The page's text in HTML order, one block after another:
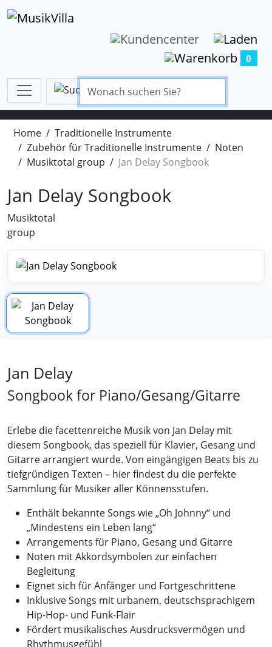
0
Home
Traditionelle Instrumente
Zubehör für Traditionelle Instrumente
Noten
Musiktotal group
Jan Delay Songbook
Jan Delay Songbook
Musiktotal
group
Jan Delay
Songbook for Piano/Gesang/Gitarre
Erlebe die facettenreiche Musik von Jan Delay mit
diesem Songbook, das speziell für Klavier, Gesang und
Gitarre arrangiert wurde. Von eingängigen Beats bis zu
tiefgründigen Texten – hier findest du die perfekte
Sammlung für Musiker aller Könnensstufen.
Enthält bekannte Songs wie „Oh Johnny“ und
„Mindestens ein Leben lang“
Arrangements für Piano, Gesang und Gitarre
Noten mit Akkordsymbolen zur einfachen
Begleitung
Eignet sich für Anfänger und Fortgeschrittene
Inklusive Songs mit urbanem, deutschsprachigem
Hip-Hop- und Funk-Flair
Fördert musikalisches Ausdrucksvermögen und
Rhythmusgefühl